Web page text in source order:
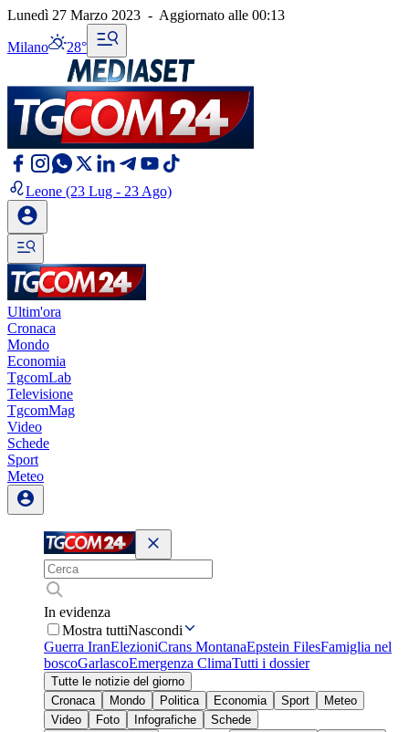
Lunedì 27 Marzo 2023 - Aggiornato alle 00:13
Milano 28°
Leone (23 Lug - 23 Ago)
Ultim'ora
Cronaca
Mondo
Economia
TgcomLab
Televisione
TgcomMag
Video
Schede
Sport
Meteo
In evidenza
Mostra tuttiNascondi
Guerra IranElezioniCrans MontanaEpstein FilesFamiglia nel
boscoGarlascoEmergenza ClimaTutti i dossier
Tutte le notizie del giorno
Cronaca
Mondo Politica Economia Sport
Meteo
Video
Foto Infografiche
Schede